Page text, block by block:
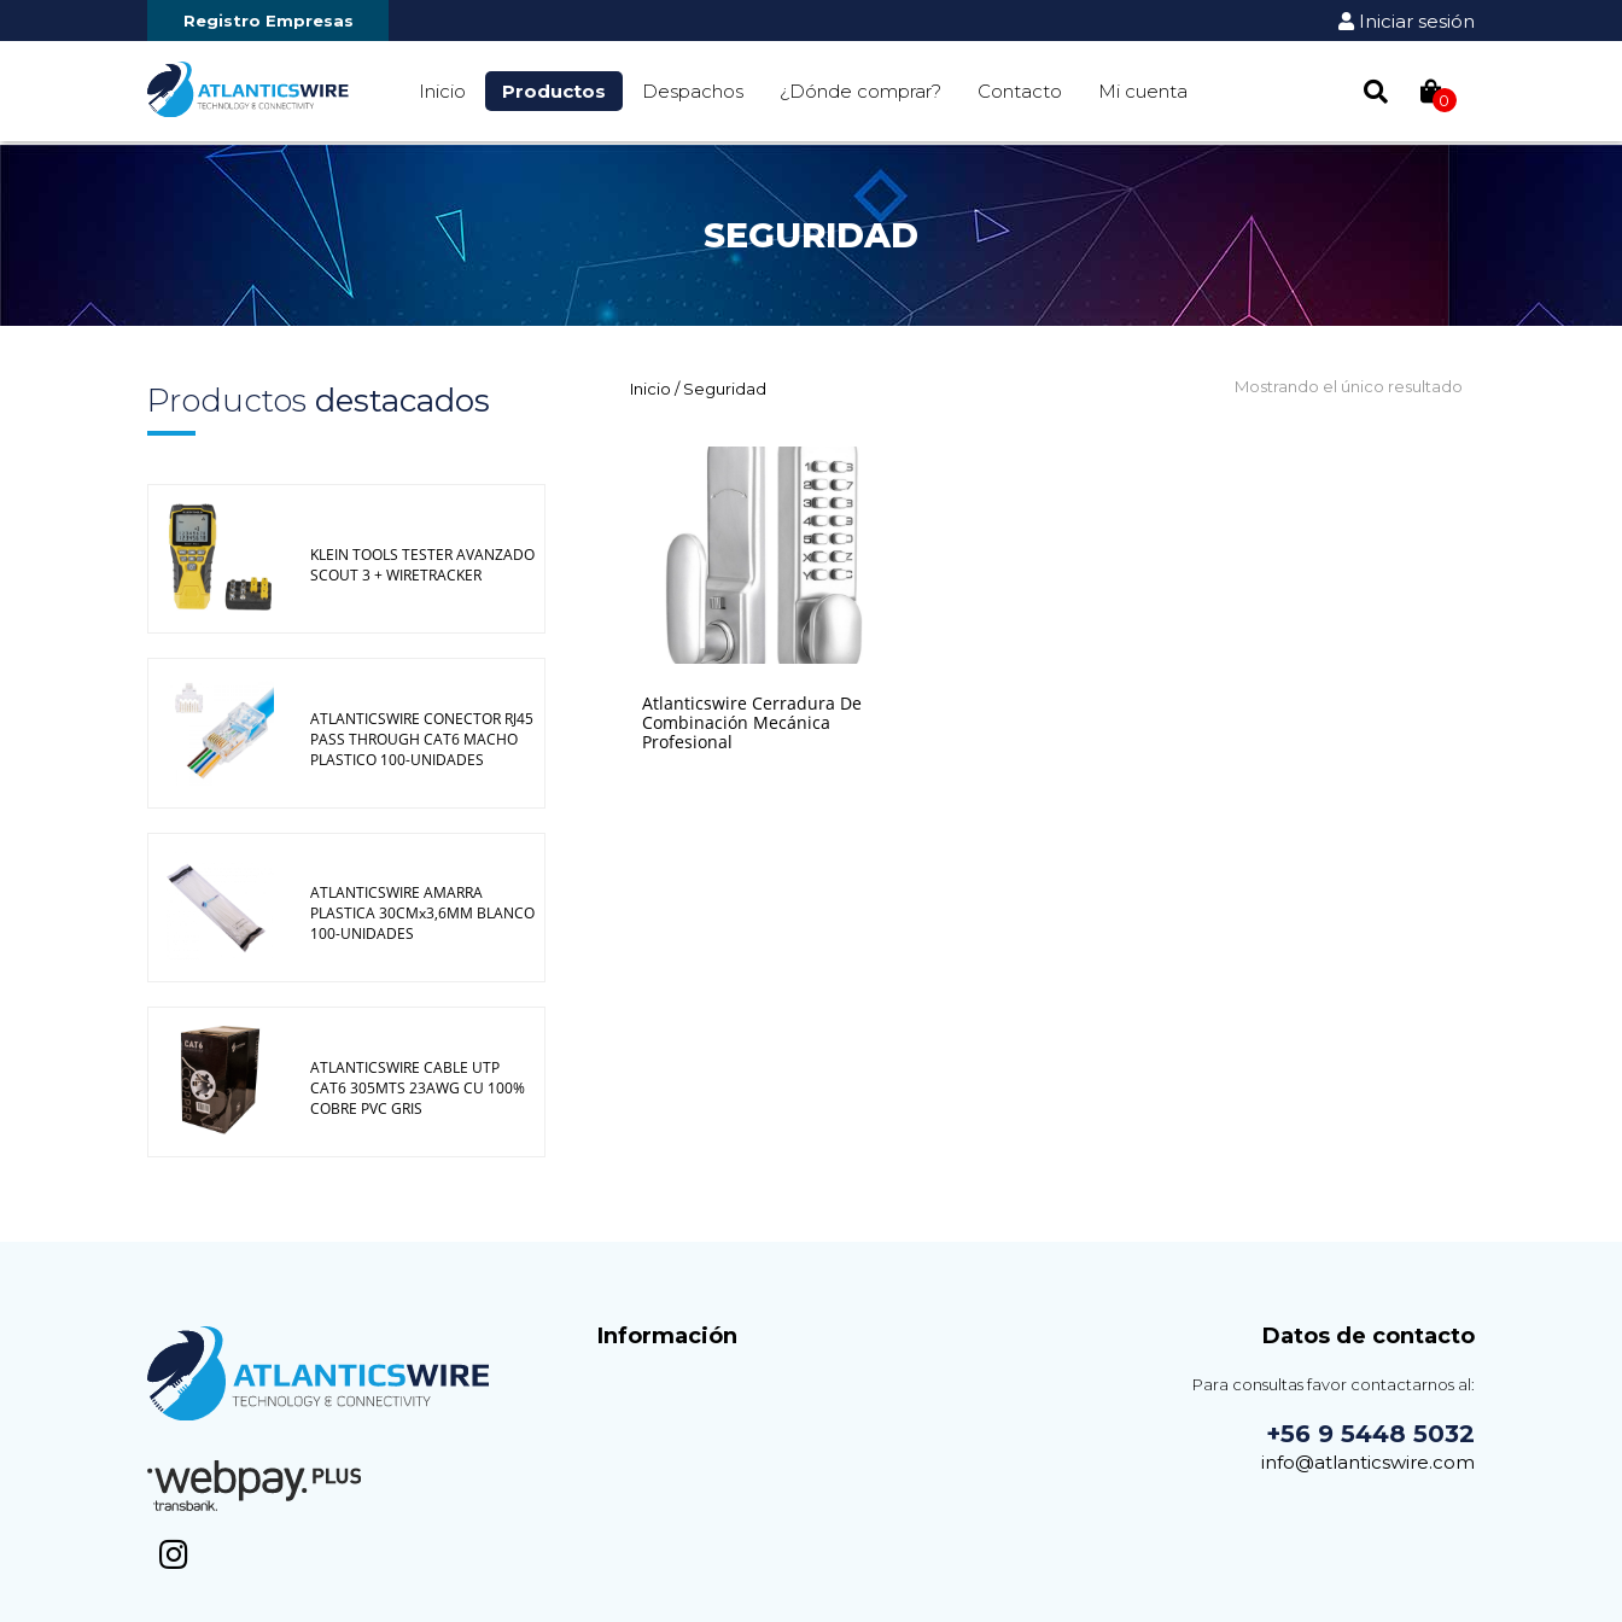
Registro Empresas Iniciar sesión
Inicio Productos Despachos ¿Dónde comprar? Contacto Mi cuenta 0
SEGURIDAD
Inicio / Seguridad Mostrando el único resultado
Atlanticswire Cerradura De
Combinación Mecánica
Profesional
Productos destacados
Agotado
KLEIN TOOLS TESTER AVANZADO
SCOUT 3 + WIRETRACKER
ATLANTICSWIRE CONECTOR RJ45
PASS THROUGH CAT6 MACHO
PLASTICO 100-UNIDADES
ATLANTICSWIRE AMARRA
PLASTICA 30CMx3,6MM BLANCO
100-UNIDADES
Agotado
ATLANTICSWIRE CABLE UTP
CAT6 305MTS 23AWG CU 100%
COBRE PVC GRIS
Información Datos de contacto
Para consultas favor contactarnos al:
+56 9 5448 5032
info@atlanticswire.com